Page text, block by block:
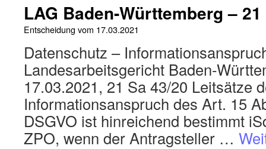
LAG Baden-Württemberg – 21
Entscheidung vom 17.03.2021
Datenschutz –
Landesarbeitsgericht Baden-
17.03.2021, 21 Sa 43/20 Leitsätze
Informationsanspruch des Art. 15
DSGVO ist hinreichend bestimmt
ZPO, wenn der Antragsteller …